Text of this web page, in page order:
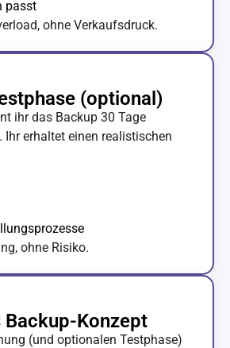
passt
ohne Verkaufsdruck.
(optional)
ihr das Backup 30 Tage
Ihr erhaltet einen realistischen
ohne Risiko.
Backup-Konzept
(und optionalen Testphase)